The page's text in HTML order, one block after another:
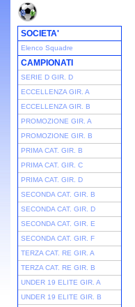
SOCIETA'
Elenco Squadre
CAMPIONATI
SERIE D GIR. D
ECCELLENZA GIR. A
ECCELLENZA GIR. B
PROMOZIONE GIR. A
PROMOZIONE GIR. B
PRIMA CAT. GIR. B
PRIMA CAT. GIR. C
PRIMA CAT. GIR. D
SECONDA CAT. GIR. B
SECONDA CAT. GIR. D
SECONDA CAT. GIR. E
SECONDA CAT. GIR. F
TERZA CAT. RE GIR. A
TERZA CAT. RE GIR. B
UNDER 19 ELITE GIR. A
UNDER 19 ELITE GIR. B